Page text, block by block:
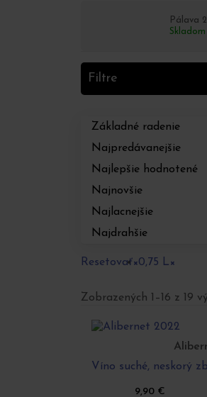
Pálava
Skladom
Filtre
Základné radenie
Najpredávanejšie
Najlepšie hodnotené
Najnovšie
Najlacnejšie
Najdrahšie
Resetovať×0,75 L×
Zobrazených 1–16 z 19
Víno suché, neskorý
9,90 €